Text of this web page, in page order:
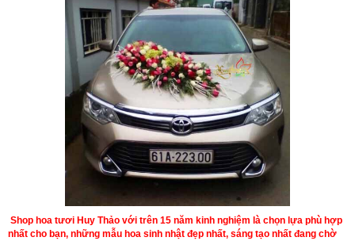
Shop hoa tươi Huy Thảo với trên 15 năm kinh nghiệm là chọn lựa phù hợp
nhất cho bạn, những mẫu hoa sinh nhật đẹp nhất, sáng tạo nhất đang chờ